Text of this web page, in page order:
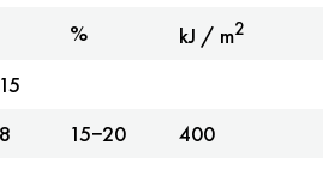
% kJ / m2
15−20
400